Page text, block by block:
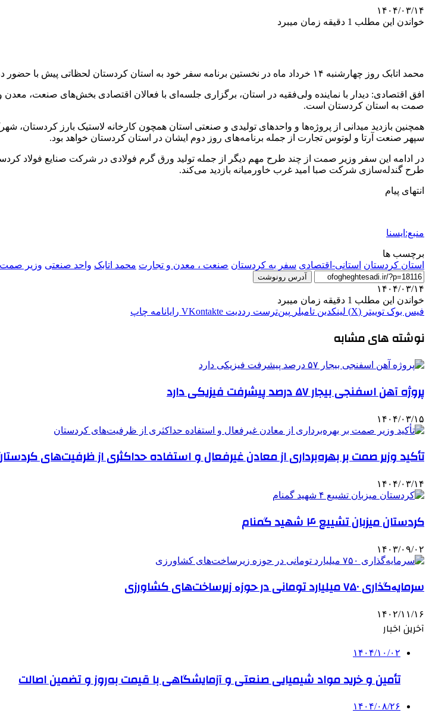
۱۴۰۴/۰۳/۱۴
خواندن این مطلب 1 دقیقه زمان میبرد
محمد اتابک روز چهارشنبه ۱۴ خرداد ماه در نخستین برنامه سفر خود بە استان کردستان لحظاتی پیش با حضور در گلزار شهدای سنندج، به مقام والای شهیدان ادای احترام کرد.
افق اقتصادی: دیدار با نماینده ولی‌فقیه در استان، برگزاری جلسه‌ای با فعالان اقتصادی بخش‌های صنعت،
صمت به استان کردستان است.
همچنین بازدید میدانی از پروژه‌ها و واحدهای تولیدی و صنعتی استان همچون کارخانه لاستیک بارز
سپهر صنعت آرتا و لوتوس تجارت از جملە‌ برنامەهای روز دوم ایشان در استان کردستان خواهد بود.
در ادامه این سفر وزیر صمت از چند طرح مهم دیگر از جمله تولید ورق گرم فولادی در شرکت صنایع فولاد
طرح گندله‌سازی شرکت صبا امید غرب خاورمیانه بازدید می‌کند.
انتهای پیام
منبع:ایسنا
برچسب ها
استان کردستان استانی-اقتصادی سفر به کردستان صنعت ، معدن و تجارت محمد اتابک واحد صنعتی وزیر صمت
آدرس رونوشت
۱۴۰۴/۰۳/۱۴
خواندن این مطلب 1 دقیقه زمان میبرد
فیس بوک توییتر (X) لینکدین ‫تامبلر ‫پین‌ترست ‫رددیت ‫VKontakte رایانامه چاپ
نوشته های مشابه
پروژه آهن اسفنجی بیجار ۵۷ درصد پیشرفت فیزیکی دارد
۱۴۰۴/۰۳/۱۵
تأکید وزیر صمت بر بهره‌برداری از معادن غیرفعال و استفاده حداکثری از ظرفیت‌های
۱۴۰۴/۰۳/۱۴
کردستان میزبان تشییع ۴ شهید گمنام
۱۴۰۳/۰۹/۰۲
سرمایەگذاری ۷۵۰ میلیارد تومانی در حوزە زیرساخت‌های کشاورزی
۱۴۰۲/۱۱/۱۶
آخرین اخبار
۱۴۰۴/۱۰/۰۲
تأمین و خرید مواد شیمیایی صنعتی و آزمایشگاهی با قیمت به‌روز و تضمین اصالت
۱۴۰۴/۰۸/۲۶